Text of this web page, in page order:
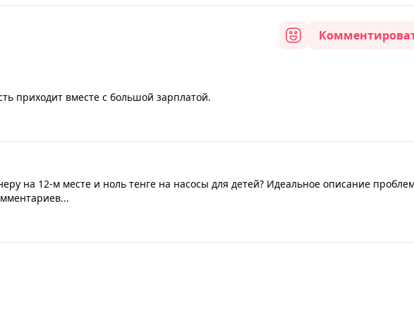
приходит вместе с большой зарплатой.
на 12-м месте и ноль тенге на насосы для детей? Идеальное описание